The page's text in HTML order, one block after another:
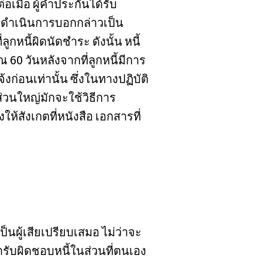
ำเนินการบอกกล่าวเป็น
กหนี้ผิดนัดชำระ ดังนั้น หนี้
60 วันหลังจากที่ลูกหนี้มีการ
ก่อนเท่านั้น ซึ่งในทางปฏิบัติ
นใหญ่มักจะใช้วิธีการ
สังเกตที่หนังสือ เอกสารที่
ผู้เสียเปรียบเสมอ ไม่ว่าจะ
บผิดชอบหนี้ในส่วนที่ตนเอง